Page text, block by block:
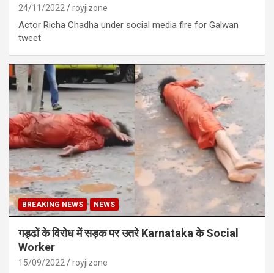
24/11/2022 royjizone
Actor Richa Chadha under social media fire for Galwan
tweet
BREAKING NEWS NEWS
गड्ढों के विरोध में सड़क पर उतरे Karnataka के Social
Worker
15/09/2022 royjizone